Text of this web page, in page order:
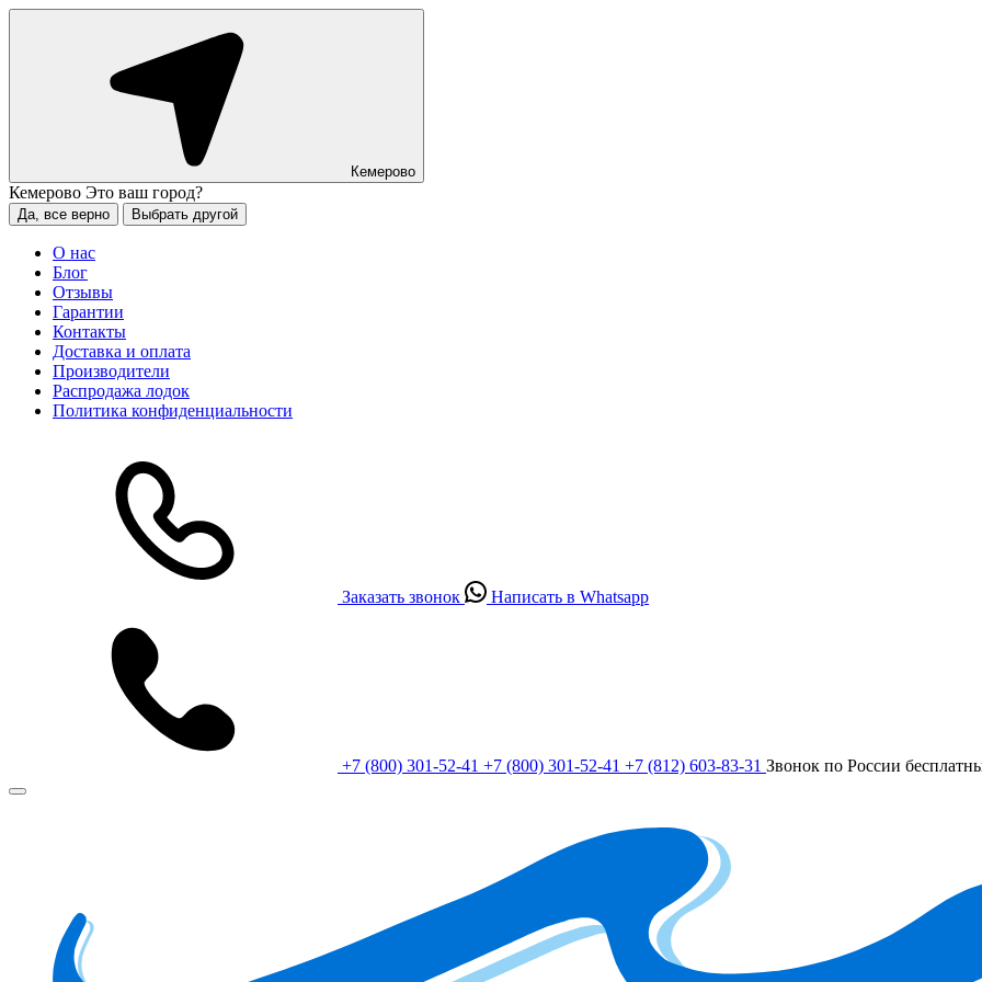
Кемерово
Кемерово Это ваш город?
Да, все верно Выбрать другой
О нас
Блог
Отзывы
Гарантии
Контакты
Доставка и оплата
Производители
Распродажа лодок
Политика конфиденциальности
Заказать звонок Написать в Whatsapp
+7 (800) 301-52-41 +7 (800) 301-52-41 +7 (812) 603-83-31 Звонок по России